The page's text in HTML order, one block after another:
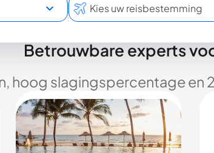
Betrouwbare experts
hoog slagingspercentage en